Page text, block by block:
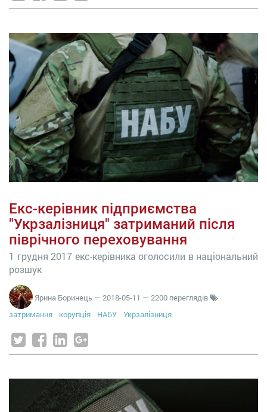
Екс-керівник підприємства
"Укрзалізниця" затриманий після
піврічного переховування
1 грудня 2017 екс-керівника оголосили в національний
розшук
Ярина Боринець — 2018-05-11 — 2200 переглядів
затримання
корупція НАБУ Укрзалізниця